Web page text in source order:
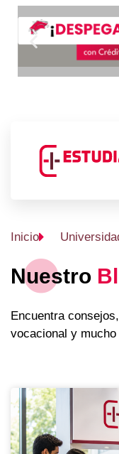
Inicio
Nuestro
Encuentra
vocacional y mucho